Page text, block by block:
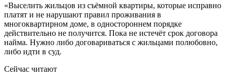
«Выселить жильцов из съёмной квартиры, которые исправно
платят и не нарушают правил проживания в
многоквартирном доме, в одностороннем порядке
действительно не получится. Пока не истечёт срок договора
найма. Нужно либо договариваться с жильцами полюбовно,
либо идти в суд.
Сейчас читают